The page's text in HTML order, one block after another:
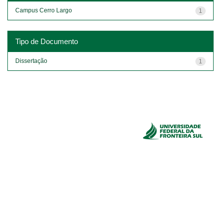
1
Campus Cerro Largo
Tipo de Documento
1
Dissertação